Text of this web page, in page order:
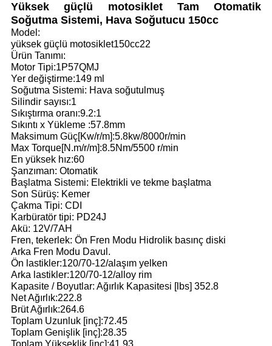
Yüksek güçlü motosiklet Tam Otomatik
Soğutma Sistemi, Hava Soğutucu 150cc
Model:
yüksek güçlü motosiklet150cc22
Ürün Tanımı:
Motor Tipi:1P57QMJ
Yer değiştirme:149 ml
Soğutma Sistemi: Hava soğutulmuş
Silindir sayısı:1
Sıkıştırma oranı:9.2:1
Sıkıntı x Yükleme :57.8mm
Maksimum Güç[Kw/r/m]:5.8kw/8000r/min
Max Torque[N.m/r/m]:8.5Nm/5500 r/min
En yüksek hız:60
Şanzıman: Otomatik
Başlatma Sistemi: Elektrikli ve tekme başlatma
Son Sürüş: Kemer
Çakma Tipi: CDI
Karbüratör tipi: PD24J
Akü: 12V/7AH
Fren, tekerlek: Ön Fren Modu Hidrolik basınç diski
Arka Fren Modu Davul.
Ön lastikler:120/70-12/alaşım yelken
Arka lastikler:120/70-12/alloy rim
Kapasite / Boyutlar: Ağırlık Kapasitesi [lbs] 352.8
Net Ağırlık:222.8
Brüt Ağırlık:264.6
Toplam Uzunluk [inç]:72.45
Toplam Genişlik [inç]:28.35